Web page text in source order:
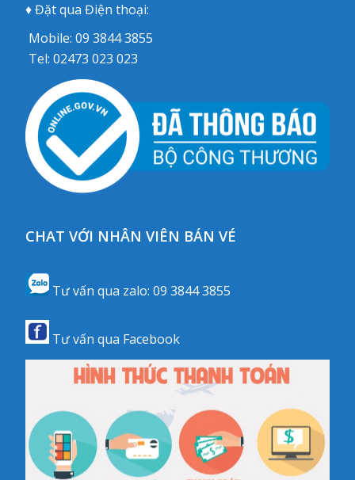
♦ Đặt qua Điện thoại:
Mobile:09 3844 3855
Tel:02473 023 023
CHAT VỚI NHÂN VIÊN BÁN VÉ
Tư vấn qua zalo:09 3844 3855
Tư vấn qua Facebook